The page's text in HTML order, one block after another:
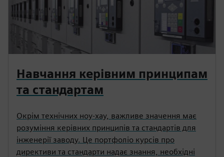
Навчання керівним принципам
та стандартам
Окрім технічних ноу-хау, важливе значення має
розуміння керівних принципів та стандартів для
інженерії заводу. Це портфоліо курсів про
директиви та стандарти надає знання, необхідні